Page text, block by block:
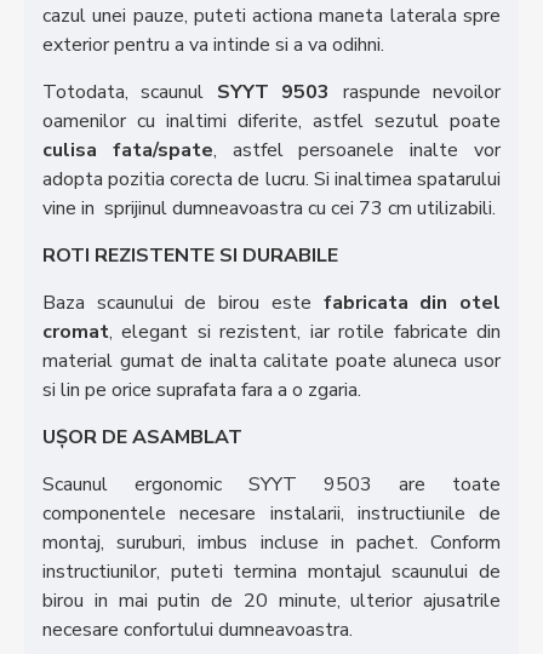
cazul unei pauze, puteti actiona maneta laterala spre
exterior pentru a va intinde si a va odihni.
Totodata, scaunul SYYT 9503 raspunde nevoilor
oamenilor cu inaltimi diferite, astfel sezutul poate
culisa fata/spate, astfel persoanele inalte vor
adopta pozitia corecta de lucru. Si inaltimea spatarului
vine in sprijinul dumneavoastra cu cei 73 cm utilizabili.
ROTI REZISTENTE SI DURABILE
Baza scaunului de birou este fabricata din otel
cromat, elegant si rezistent, iar rotile fabricate din
material gumat de inalta calitate poate aluneca usor
si lin pe orice suprafata fara a o zgaria.
UȘOR DE ASAMBLAT
Scaunul ergonomic SYYT 9503 are toate
componentele necesare instalarii, instructiunile de
montaj, suruburi, imbus incluse in pachet. Conform
instructiunilor, puteti termina montajul scaunului de
birou in mai putin de 20 minute, ulterior ajusatrile
necesare confortului dumneavoastra.